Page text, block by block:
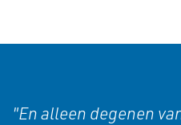
"En alleen degenen